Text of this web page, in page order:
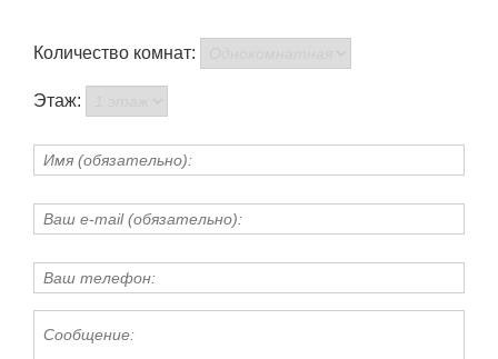
Количество комнат:
Этаж: